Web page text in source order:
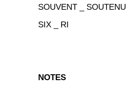
SOUVENT _ SOUTENU
SIX _ RI
NOTES